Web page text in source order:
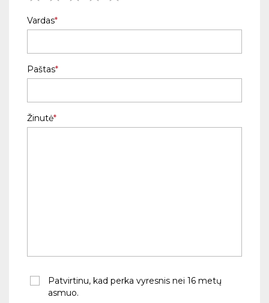
Vardas
Paštas
Žinutė
Patvirtinu, kad perka vyresnis nei 16 metų
asmuo.